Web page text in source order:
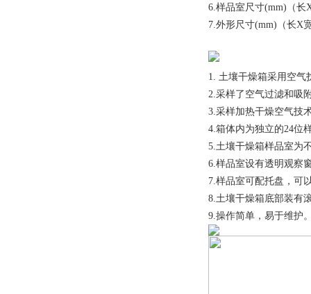
6.样品室尺寸(mm)（长
7.外形尺寸(mm)（长X
1. 土壤干燥箱采用空气
2.采样了空气过滤和吸
3.采样加热干燥空气技
4.箱体内为独立的24位
5.土壤干燥箱样品室为
6.样品室设有透明观察
7.样品室可配托盘，可
8.土壤干燥箱底部装有
9.操作简单，易于维护